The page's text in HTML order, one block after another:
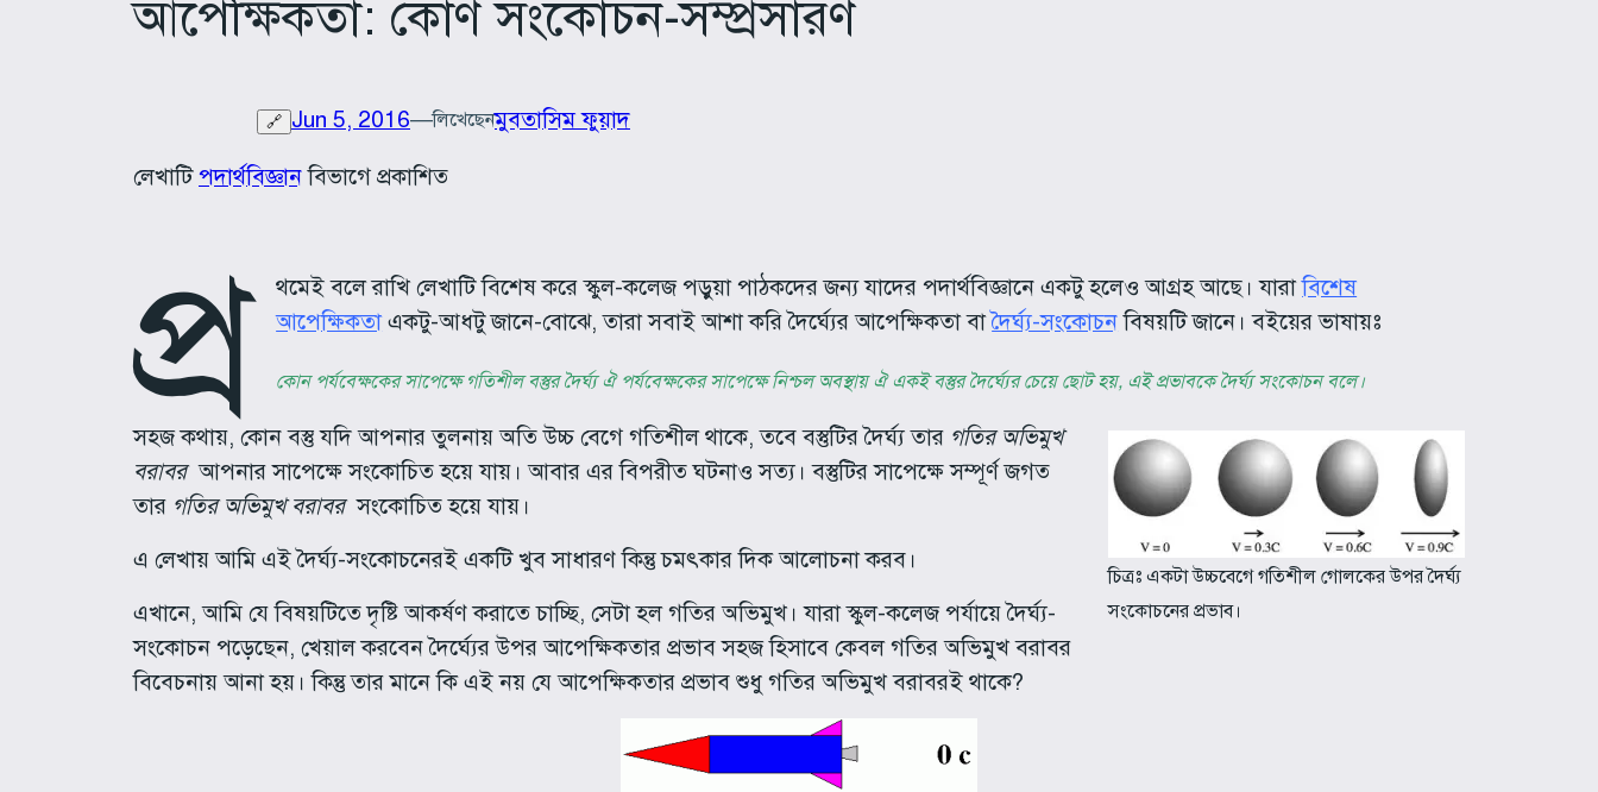
আপেক্ষিকতা: কোণ সংকোচন-সম্প্রসারণ
🔗 Jun 5, 2016—লিখেছেনমুবতাসিম ফুয়াদ
লেখাটিপদার্থবিজ্ঞানবিভাগে প্রকাশিত
প্র থমেই বলে রাখি লেখাটি বিশেষ করে স্কুল-কলেজ পড়ুয়া পাঠকদের জন্য যাদের পদার্থবিজ্ঞানে একটু হলেও আগ্রহ আছে। যারাবিশেষ
আপেক্ষিকতাএকটু-আধটু জানে-বোঝে, তারা সবাই আশা করি দৈর্ঘ্যের আপেক্ষিকতা বাদৈর্ঘ্য-সংকোচনবিষয়টি জানে। বইয়ের ভাষায়ঃ
কোন পর্যবেক্ষকের সাপেক্ষে গতিশীল বস্তুর দৈর্ঘ্য ঐ পর্যবেক্ষকের সাপেক্ষে নিশ্চল অবস্থায় ঐ একই বস্তুর দৈর্ঘ্যের চেয়ে ছোট হয়, এই প্রভাবকে দৈর্ঘ্য সংকোচন বলে।
চিত্রঃ একটা উচ্চবেগে গতিশীল গোলকের উপর দৈর্ঘ্য
সংকোচনের প্রভাব।
সহজ কথায়, কোন বস্তু যদি আপনার তুলনায় অতি উচ্চ বেগে গতিশীল থাকে, তবে বস্তুটির দৈর্ঘ্য তার গতির অভিমুখ
বরাবরআপনার সাপেক্ষে সংকোচিত হয়ে যায়। আবার এর বিপরীত ঘটনাও সত্য। বস্তুটির সাপেক্ষে সম্পূর্ণ জগত
তার গতির অভিমুখ বরাবরসংকোচিত হয়ে যায়।
এ লেখায় আমি এই দৈর্ঘ্য-সংকোচনেরই একটি খুব সাধারণ কিন্তু চমৎকার দিক আলোচনা করব।
এখানে, আমি যে বিষয়টিতে দৃষ্টি আকর্ষণ করাতে চাচ্ছি, সেটা হল গতির অভিমুখ। যারা স্কুল-কলেজ পর্যায়ে দৈর্ঘ্য-
সংকোচন পড়েছেন, খেয়াল করবেন দৈর্ঘ্যের উপর আপেক্ষিকতার প্রভাব সহজ হিসাবে কেবল গতির অভিমুখ বরাবর
বিবেচনায় আনা হয়। কিন্তু তার মানে কি এই নয় যে আপেক্ষিকতার প্রভাব শুধু গতির অভিমুখ বরাবরই থাকে?